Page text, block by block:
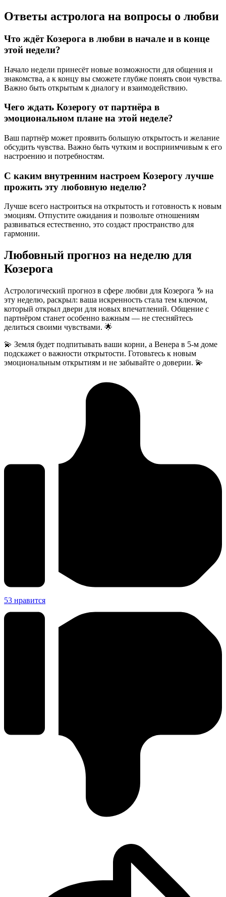
Ответы астролога на вопросы о любви
Что ждёт Козерога в любви в начале и в конце
этой недели?
Начало недели принесёт новые возможности для общения и
знакомства, а к концу вы сможете глубже понять свои чувства.
Важно быть открытым к диалогу и взаимодействию.
Чего ждать Козерогу от партнёра в
эмоциональном плане на этой неделе?
Ваш партнёр может проявить большую открытость и желание
обсудить чувства. Важно быть чутким и восприимчивым к его
настроению и потребностям.
С каким внутренним настроем Козерогу лучше
прожить эту любовную неделю?
Лучше всего настроиться на открытость и готовность к новым
эмоциям. Отпустите ожидания и позвольте отношениям
развиваться естественно, это создаст пространство для
гармонии.
Любовный прогноз на неделю для
Козерога
Астрологический прогноз в сфере любви для Козерога ♑ на
эту неделю, раскрыл: ваша искренность стала тем ключом,
который открыл двери для новых впечатлений. Общение с
партнёром станет особенно важным — не стесняйтесь
делиться своими чувствами. 🌟
💫 Земля будет подпитывать ваши корни, а Венера в 5-м доме
подскажет о важности открытости. Готовьтесь к новым
эмоциональным открытиям и не забывайте о доверии. 💫
53 нравится